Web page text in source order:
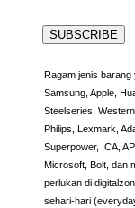
Ragam jenis barang
Samsung, Apple,
Steelseries,
Philips, Lexmark,
Superpower, ICA,
Microsoft, Bolt, dan
perlukan di
sehari-hari